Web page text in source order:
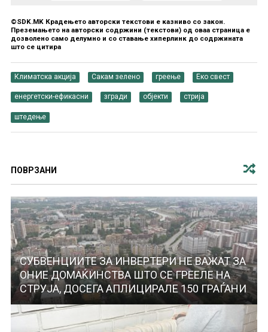
©SDK.MK Крадењето авторски текстови е казниво со закон.
Преземањето на авторски содржини (текстови) од оваа страница е
дозволено само делумно и со ставање хиперлинк до содржината
што се цитира
Климатска акција Сакам зелено греење Еко свест
енергетски-ефикасни згради објекти стрија
штедење
ПОВРЗАНИ
СУБВЕНЦИИТЕ ЗА ИНВЕРТЕРИ НЕ ВАЖАТ ЗА
ОНИЕ ДОМАЌИНСТВА ШТО СЕ ГРЕЕЛЕ НА
СТРУЈА, ДОСЕГА АПЛИЦИРАЛЕ 150 ГРАЃАНИ